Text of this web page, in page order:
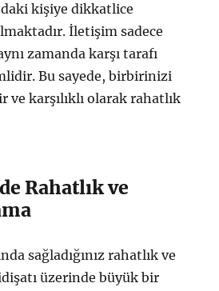
kişiye dikkatlice
İletişim sadece
zamanda karşı tarafı
Bu sayede, birbirinizi
ve karşılıklı olarak rahatlık
Rahatlık ve
sağladığınız rahatlık ve
üzerinde büyük bir